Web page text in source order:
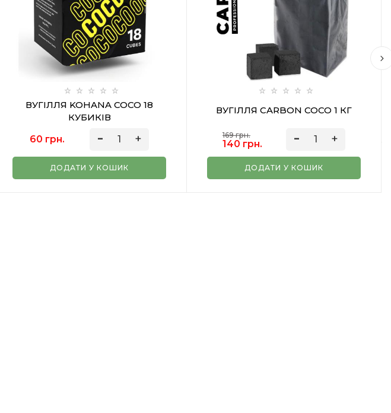
ВУГІЛЛЯ KOHANA COCO 18
КУБИКІВ
60 грн.
ДОДАТИ У КОШИК
ВУГІЛЛЯ CARBON COCO 1 КГ
169 грн.
140 грн.
ДОДАТИ У КОШИК